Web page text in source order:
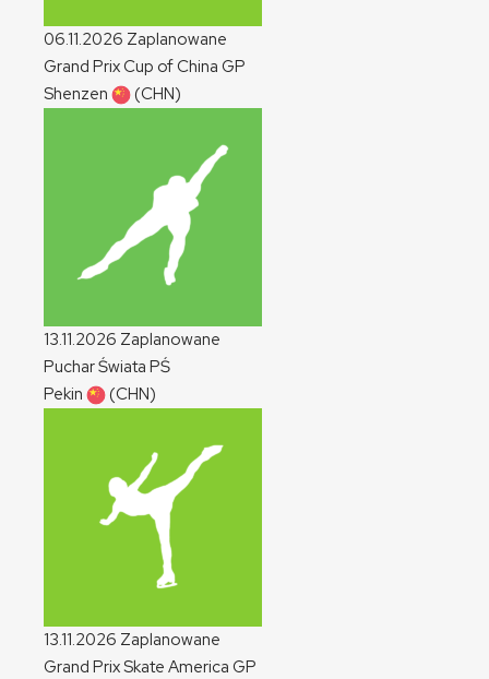
06.11.2026 Zaplanowane
Grand Prix Cup of China GP
Shenzen
(CHN)
13.11.2026 Zaplanowane
Puchar Świata PŚ
Pekin
(CHN)
13.11.2026 Zaplanowane
Grand Prix Skate America GP